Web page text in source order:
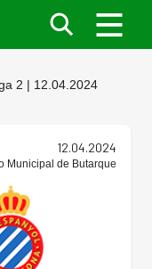
2 | 12.04.2024
12.04.2024
Municipal de Butarque